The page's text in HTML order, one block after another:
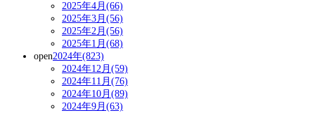
2025年4月(66)
2025年3月(56)
2025年2月(56)
2025年1月(68)
open2024年(823)
2024年12月(59)
2024年11月(76)
2024年10月(89)
2024年9月(63)